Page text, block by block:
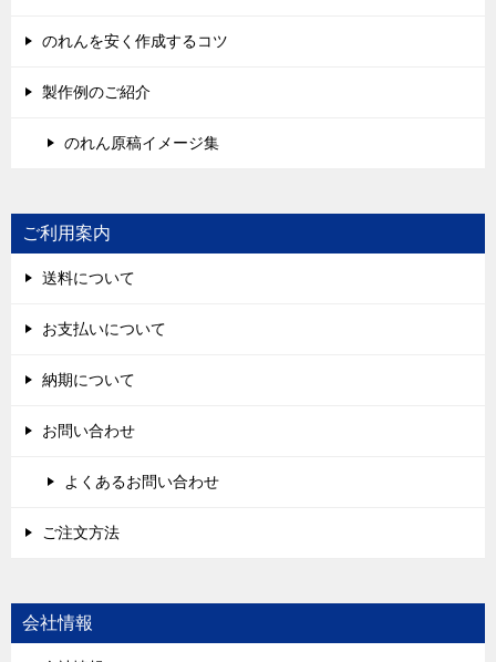
のれんを安く作成するコツ
製作例のご紹介
のれん原稿イメージ集
ご利用案内
送料について
お支払いについて
納期について
お問い合わせ
よくあるお問い合わせ
ご注文方法
会社情報